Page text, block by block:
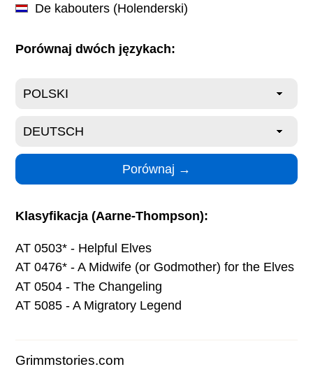
De kabouters (Holenderski)
Porównaj dwóch językach:
Klasyfikacja (Aarne-Thompson):
AT 0503* - Helpful Elves
AT 0476* - A Midwife (or Godmother) for the Elves
AT 0504 - The Changeling
AT 5085 - A Migratory Legend
Grimmstories.com